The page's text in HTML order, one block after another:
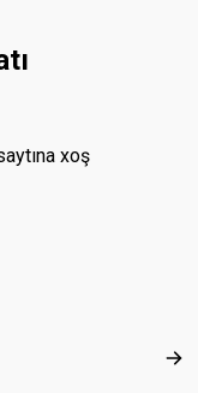
xoş